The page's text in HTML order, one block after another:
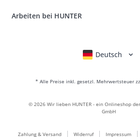
Leder ist unsere Leidenschaft
BVB Dortmund
Geschenkewelt
Hundebekleidung
Arbeiten bei HUNTER
* Alle Preise inkl. gesetzl. Mehrwertsteuer
Deutsch
Zahlung & Versand Widerruf Impressum
© 2026 Wir lieben HUNTER - ein Onlineshop
GmbH